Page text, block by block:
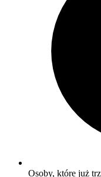
Osoby, które już